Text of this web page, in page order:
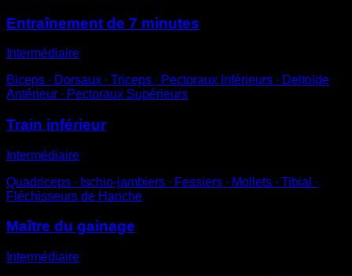
Entraînement de 7 minutes
Intermédiaire
Biceps ∙ Dorsaux ∙ Triceps ∙ Pectoraux Inférieurs ∙ Deltoïde
Antérieur ∙ Pectoraux Supérieurs
Train inférieur
Intermédiaire
Quadriceps ∙ Ischio-jambiers ∙ Fessiers ∙ Mollets ∙ Tibial ∙
Fléchisseurs de Hanche
Maître du gainage
Intermédiaire